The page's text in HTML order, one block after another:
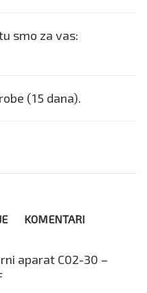
smo za vas:
(15 dana).
KOMENTARI
aparat C02-30 –